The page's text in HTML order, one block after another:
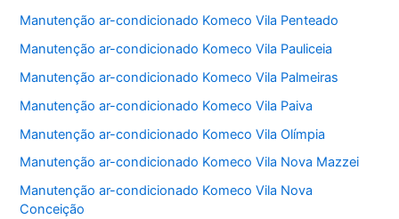
Manutenção ar-condicionado Komeco Vila Penteado
Manutenção ar-condicionado Komeco Vila Pauliceia
Manutenção ar-condicionado Komeco Vila Palmeiras
Manutenção ar-condicionado Komeco Vila Paiva
Manutenção ar-condicionado Komeco Vila Olímpia
Manutenção ar-condicionado Komeco Vila Nova Mazzei
Manutenção ar-condicionado Komeco Vila Nova
Conceição